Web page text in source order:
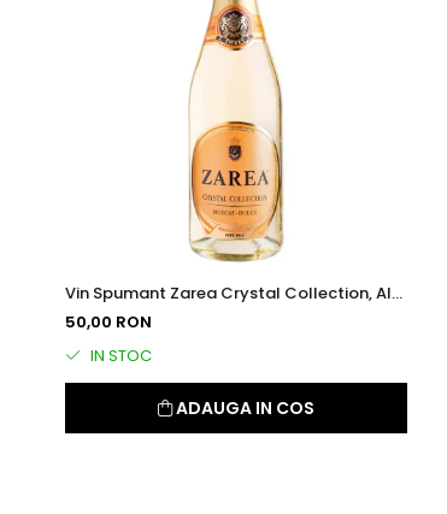
Vin Spumant Zarea Crystal Collection, Alb
Dulce, 0.75l
50,00 RON
IN STOC
ADAUGA IN COS